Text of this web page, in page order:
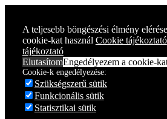
A teljesebb böngészési élmény
cookie-kat használ Cookie tájékoztató
tájékoztató
ElutasítomEngedélyezem a cookie-
Cookie-k engedélyezése:
Szükségszerű sütik
Funkcionális sütik
Statisztikai sütik